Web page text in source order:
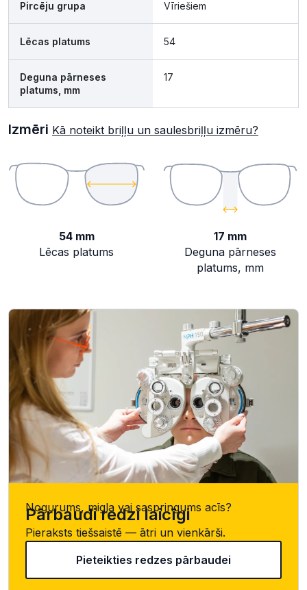
Pircēju grupa Vīriešiem
Lēcas platums 54
Deguna pārneses
platums, mm
17
Izmēri Kā noteikt briļļu un saulesbriļļu izmēru?
54 mm
Lēcas platums
17 mm
Deguna pārneses
platums, mm
Nogurums, migla vai saspringums acīs?
Pārbaudi redzi laicīgi
Pieraksts tiešsaistē — ātri un vienkārši.
Pieteikties redzes pārbaudei